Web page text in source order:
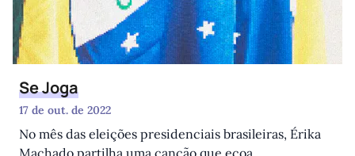
Se Joga
17 de out. de 2022
No mês das eleições presidenciais brasileiras, Érika
Machado partilha uma canção que ecoa